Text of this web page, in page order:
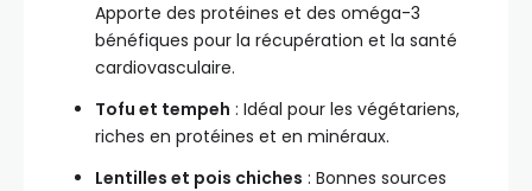
Apporte des protéines et des oméga-3
bénéfiques pour la récupération et la santé
cardiovasculaire.
Tofu et tempeh : Idéal pour les végétariens,
riches en protéines et en minéraux.
Lentilles et pois chiches : Bonnes sources